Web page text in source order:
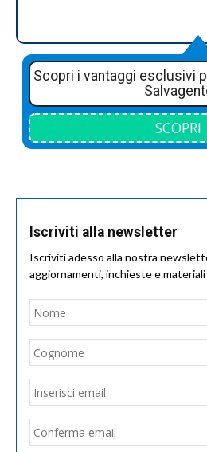
Scopri i vantaggi esclusivi
SCOPRI
Iscriviti alla newsletter
Iscriviti adesso alla nostra
aggiornamenti, inchieste e
Nome
Email